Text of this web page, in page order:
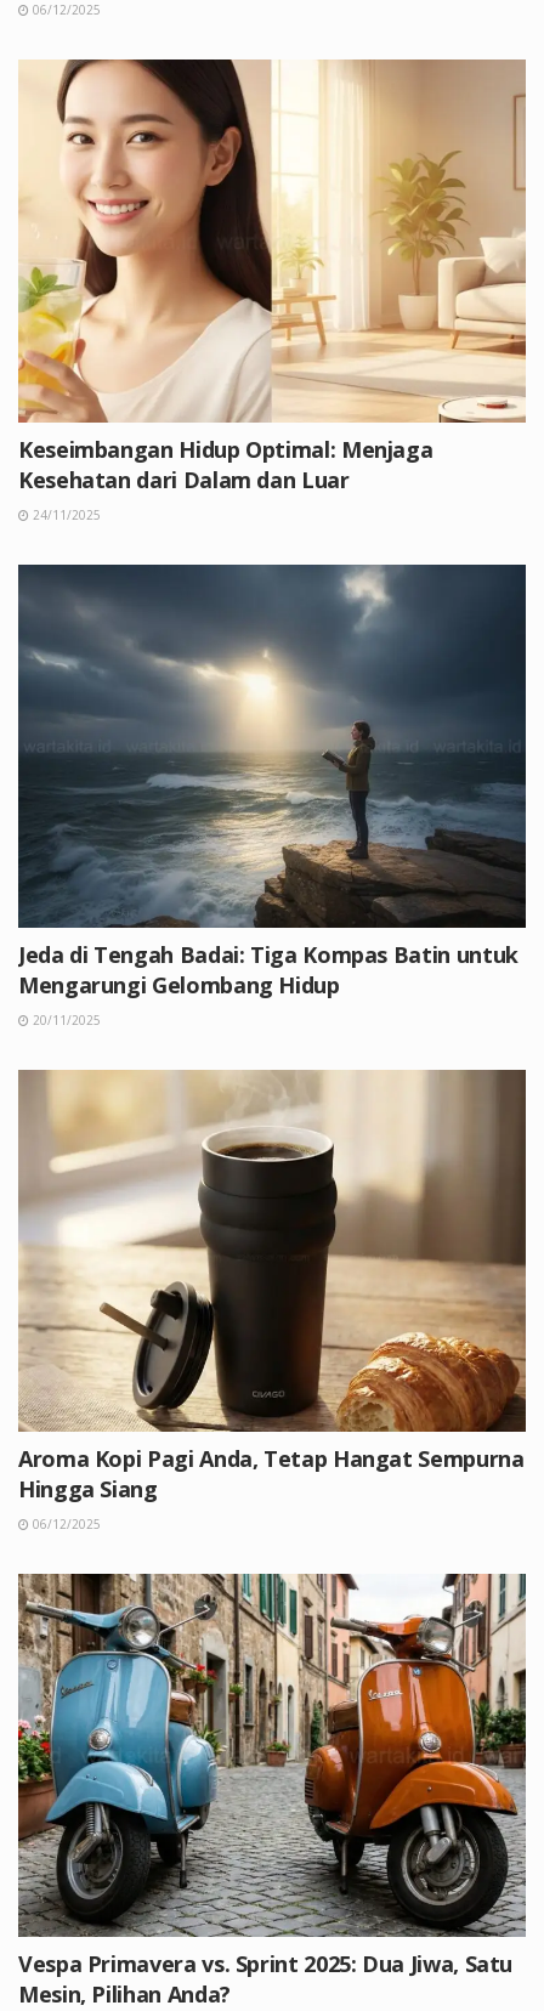
06/12/2025
Keseimbangan Hidup Optimal: Menjaga
Kesehatan dari Dalam dan Luar
24/11/2025
Jeda di Tengah Badai: Tiga Kompas Batin untuk
Mengarungi Gelombang Hidup
20/11/2025
Aroma Kopi Pagi Anda, Tetap Hangat Sempurna
Hingga Siang
06/12/2025
Vespa Primavera vs. Sprint 2025: Dua Jiwa, Satu
Mesin, Pilihan Anda?